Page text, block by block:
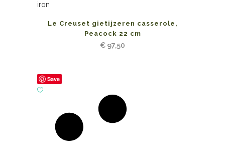
Le Creuset gietijzeren casserole,
Peacock 22 cm
€ 97,50
Save